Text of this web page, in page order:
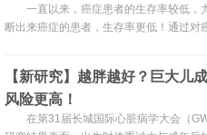
一直以来，癌症患者的生存率较低，
断出来癌症的患者，生存率更低！通过对
【新研究】越胖越好？巨大儿
风险更高！
在第31届长城国际心脏病学大会（